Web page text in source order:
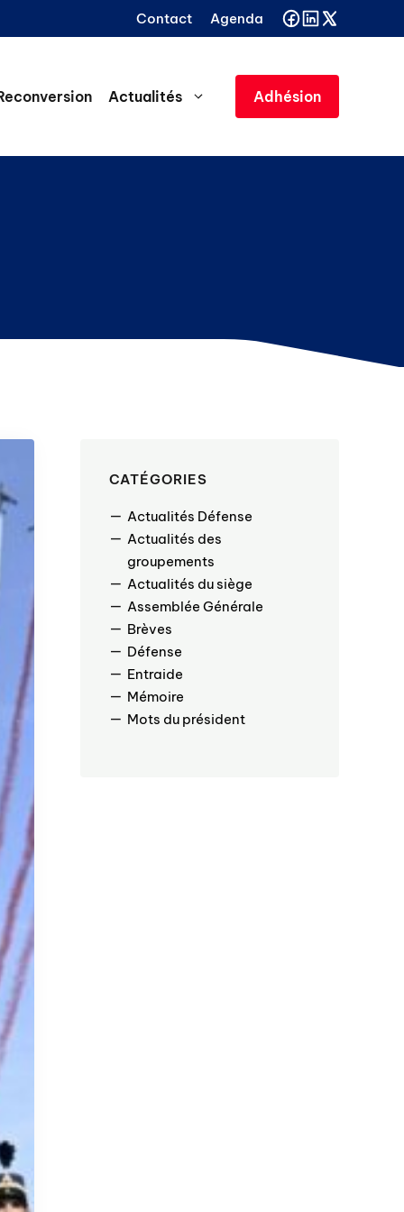
Contact Agenda
Actualités Adhésion
CATÉGORIES
Actualités Défense
Actualités des
groupements
Actualités du siège
Assemblée Générale
Brèves
Défense
Entraide
Mémoire
Mots du président